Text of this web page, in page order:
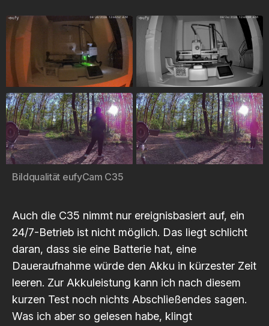
Bildqualität eufyCam C35
Auch die C35 nimmt nur ereignisbasiert auf, ein
24/7-Betrieb ist nicht möglich. Das liegt schlicht
daran, dass sie eine Batterie hat, eine
Daueraufnahme würde den Akku in kürzester Zeit
leeren. Zur Akkuleistung kann ich nach diesem
kurzen Test noch nichts Abschließendes sagen.
Was ich aber so gelesen habe, klingt